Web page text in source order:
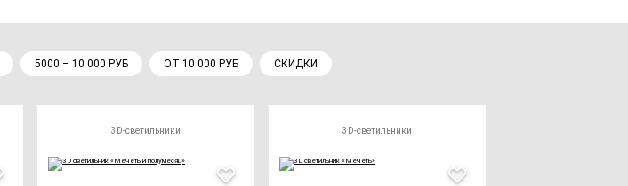
5000 – 10 000 РУБ ОТ 10 000 РУБ СКИДКИ
3D-светильники 3D-светильники